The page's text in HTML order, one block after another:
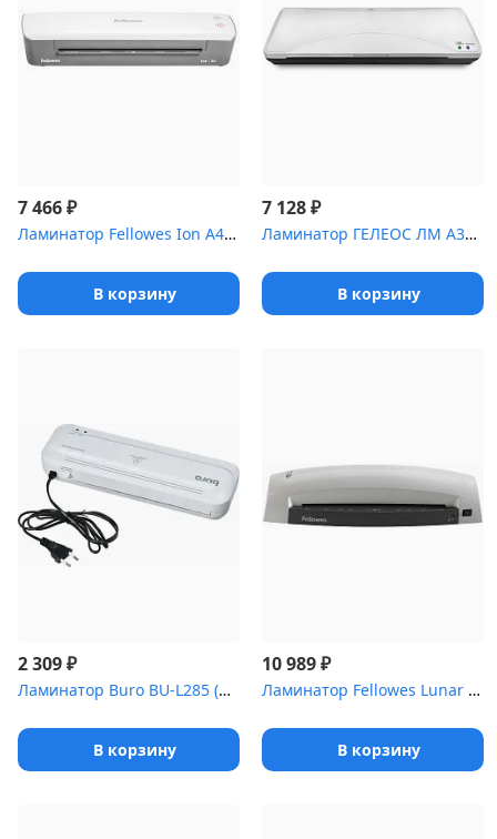
7 466₽
Ламинатор Fellowes Ion A4 белый (FS-45600) A4 (70-125мкм) 30см/ми...
В корзину
7 128₽
Ламинатор ГЕЛЕОС ЛМ А3+(БС) А3, 2х175 (пленка 75-175мкм), 300 мм/...
В корзину
2 309₽
Ламинатор Buro BU-L285 (OL285) A4 (80-100мкм) 22см/мин (2вал.) ла...
В корзину
10 989₽
Ламинатор Fellowes Lunar A3 (FS-57167), A3 (75-80 мкм) 30 см/мин ...
В корзину